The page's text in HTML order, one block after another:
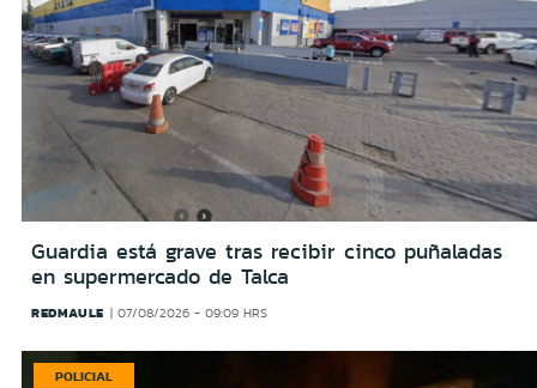
Guardia está grave tras recibir cinco puñaladas
en supermercado de Talca
REDMAULE 07/08/2026 - 09:09 HRS
POLICIAL